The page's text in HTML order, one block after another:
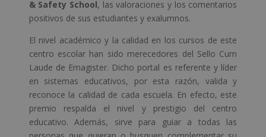
& Safety School, las valoraciones y los comentarios
positivos de sus estudiantes y exalumnos.
El nivel académico y la calidad en los cursos de este
centro escolar han sido merecedores del Sello Cum
Laude de Emagister. Dicho portal es referente y líder
en sistemas educativos, por esta razón, valida y
reconoce la calidad de cada escuela. En efecto, este
premio respalda el nivel y prestigio del centro
educativo. Además, sirve para guiar a todas las